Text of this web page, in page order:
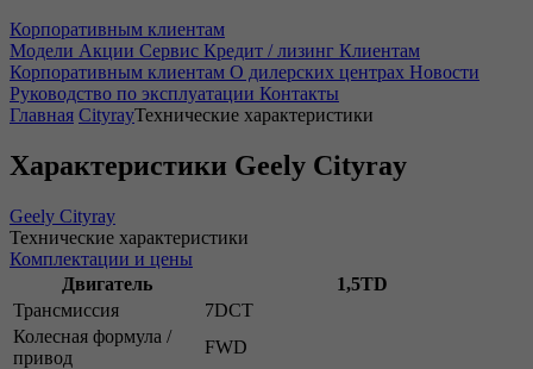
Корпоративным клиентам
Модели Акции Сервис Кредит / лизинг Клиентам
Корпоративным клиентам О дилерских центрах Новости
Руководство по эксплуатации Контакты
Главная CityrayТехнические характеристики
Характеристики Geely Cityray
Geely Cityray
Технические характеристики
Комплектации и цены
Двигатель
1,5TD
Трансмиссия
7DCT
Колесная формула /
привод
FWD